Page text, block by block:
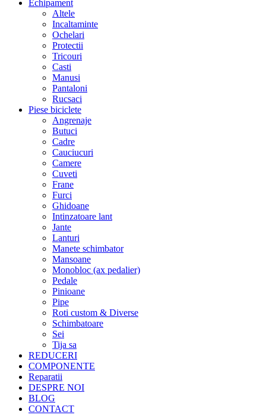
Echipament
Altele
Incaltaminte
Ochelari
Protectii
Tricouri
Casti
Manusi
Pantaloni
Rucsaci
Piese biciclete
Angrenaje
Butuci
Cadre
Cauciucuri
Camere
Cuveti
Frane
Furci
Ghidoane
Intinzatoare lant
Jante
Lanturi
Manete schimbator
Mansoane
Monobloc (ax pedalier)
Pedale
Pinioane
Pipe
Roti custom & Diverse
Schimbatoare
Sei
Tija sa
REDUCERI
COMPONENTE
Reparatii
DESPRE NOI
BLOG
CONTACT